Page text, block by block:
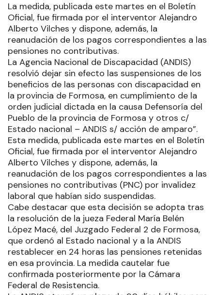
La medida, publicada este martes en el Boletín
Oficial, fue firmada por el interventor Alejandro
Alberto Vilches y dispone, además, la
reanudación de los pagos correspondientes a las
pensiones no contributivas.
La Agencia Nacional de Discapacidad (ANDIS)
resolvió dejar sin efecto las suspensiones de los
beneficios de las personas con discapacidad en
la provincia de Formosa, en cumplimiento de la
orden judicial dictada en la causa Defensoría del
Pueblo de la provincia de Formosa y otros c/
Estado nacional – ANDIS s/ acción de amparo”.
Esta medida, publicada este martes en el Boletín
Oficial, fue firmada por el interventor Alejandro
Alberto Vilches y dispone, además, la
reanudación de los pagos correspondientes a las
pensiones no contributivas (PNC) por invalidez
laboral que habían sido suspendidas.
Cabe destacar que esta decisión se adopta tras
la resolución de la jueza Federal María Belén
López Macé, del Juzgado Federal 2 de Formosa,
que ordenó al Estado nacional y a la ANDIS
restablecer en 24 horas las pensiones retenidas
en esa provincia. La medida cautelar fue
confirmada posteriormente por la Cámara
Federal de Resistencia.